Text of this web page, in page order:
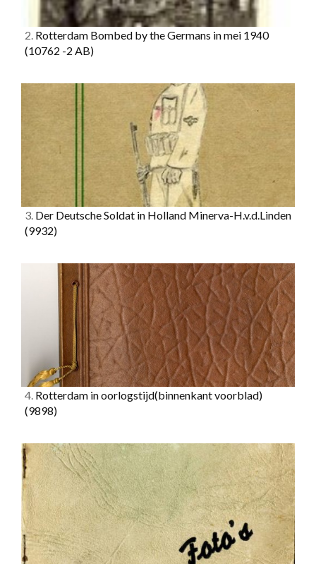
2. Rotterdam Bombed by the Germans in mei 1940
(10762 -2 AB)
3. Der Deutsche Soldat in Holland Minerva-H.v.d.Linden
(9932)
4. Rotterdam in oorlogstijd(binnenkant voorblad)
(9898)